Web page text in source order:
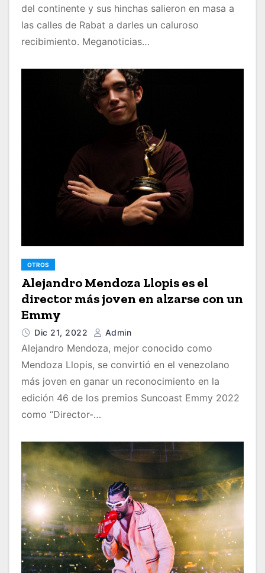
del continente y sus hinchas salieron en masa a
las calles de Rabat a darles un caluroso
recibimiento. Meganoticias…
OTROS
Alejandro Mendoza Llopis es el
director más joven en alzarse con un
Emmy
Dic 21, 2022 Admin
Alejandro Mendoza, mejor conocido como
Mendoza Llopis, se convirtió en el venezolano
más joven en ganar un reconocimiento en la
edición 46 de los premios Suncoast Emmy 2022
como “Director-…